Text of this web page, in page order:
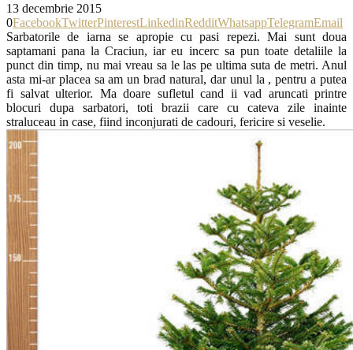
13 decembrie 2015
0FacebookTwitterPinterestLinkedinRedditWhatsappTelegramEmail
Sarbatorile de iarna se apropie cu pasi repezi. Mai sunt doua
saptamani pana la Craciun, iar eu incerc sa pun toate detaliile la
punct din timp, nu mai vreau sa le las pe ultima suta de metri. Anul
asta mi-ar placea sa am un brad natural, dar unul la , pentru a putea
fi salvat ulterior. Ma doare sufletul cand ii vad aruncati printre
blocuri dupa sarbatori, toti brazii care cu cateva zile inainte
straluceau in case, fiind inconjurati de cadouri, fericire si veselie.